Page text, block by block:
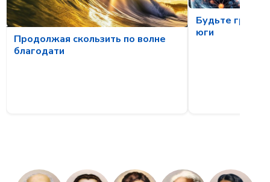
Продолжая скользить по волне
благодати
Будьте
юги